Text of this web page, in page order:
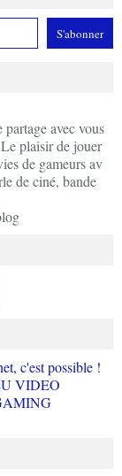
partage avec vous
plaisir de jouer
de gameurs av
de ciné, bande
c'est possible !
VIDEO